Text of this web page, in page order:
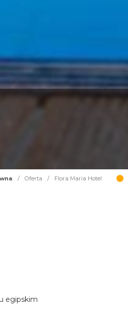
/ Oferta / Flora Maria Hotel
egipskim